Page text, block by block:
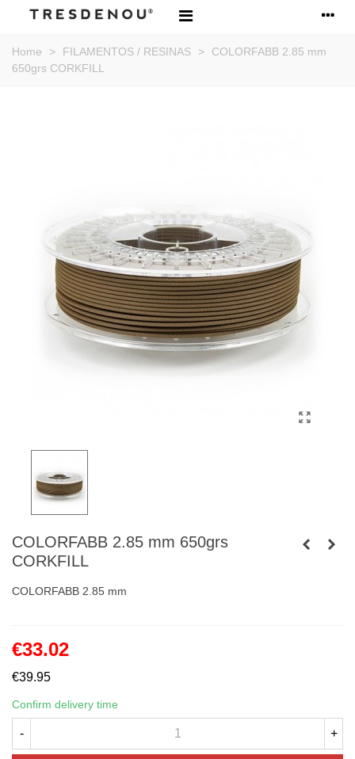
Home > FILAMENTOS / RESINAS >
COLORFABB 2.85 mm
650grs CORKFILL
COLORFABB 2.85 mm 650grs
CORKFILL
COLORFABB 2.85 mm
€33.02
€39.95
Confirm delivery time
- +